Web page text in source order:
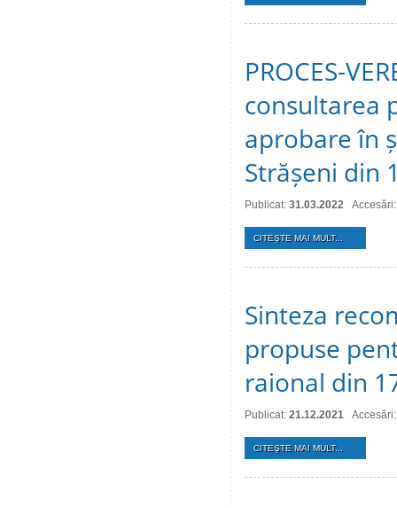
PROCES-
consultarea
aprobare în
Strășeni din
Publicat: 31.03.2022
CITEŞTE MAI MULT...
Sinteza
propuse
raional din
Publicat: 21.12.2021
CITEŞTE MAI MULT...